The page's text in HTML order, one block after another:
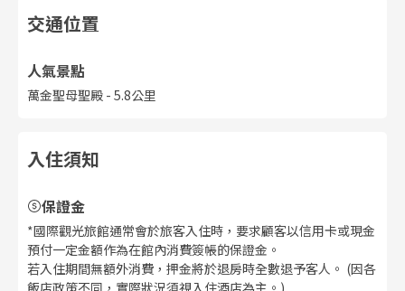
交通位置
人氣景點
萬金聖母聖殿 - 5.8公里
入住須知
保證金
*國際觀光旅館通常會於旅客入住時，要求顧客以信用卡或現金
預付一定金額作為在館內消費簽帳的保證金。
若入住期間無額外消費，押金將於退房時全數退予客人。 (因各
飯店政策不同，實際狀況須視入住酒店為主。)